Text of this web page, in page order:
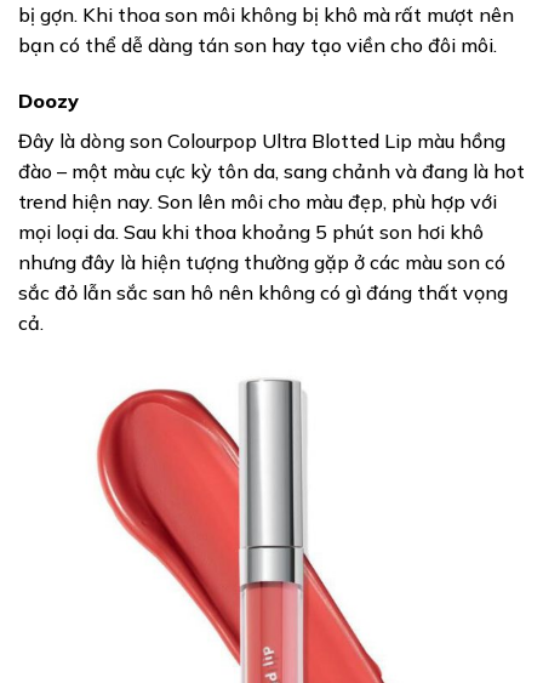
bị gợn. Khi thoa son môi không bị khô mà rất mượt nên
bạn có thể dễ dàng tán son hay tạo viền cho đôi môi.
Doozy
Đây là dòng son Colourpop Ultra Blotted Lip màu hồng
đào – một màu cực kỳ tôn da, sang chảnh và đang là hot
trend hiện nay. Son lên môi cho màu đẹp, phù hợp với
mọi loại da. Sau khi thoa khoảng 5 phút son hơi khô
nhưng đây là hiện tượng thường gặp ở các màu son có
sắc đỏ lẫn sắc san hô nên không có gì đáng thất vọng
cả.